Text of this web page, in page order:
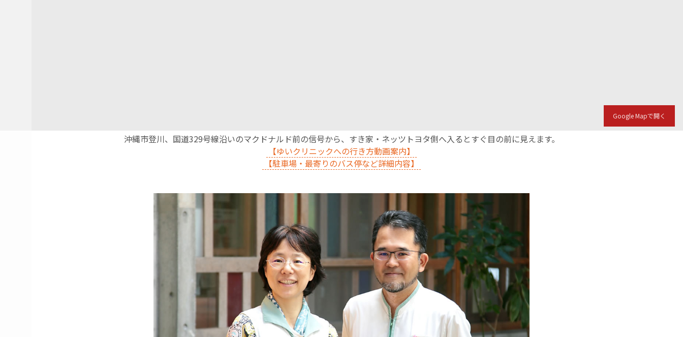
Google Mapで開く
沖縄市登川、国道329号線沿いのマクドナルド前の信号から、すき家・ネッツトヨタ側へ入るとすぐ目の前に見えます。
【ゆいクリニックへの行き方動画案内】
【駐車場・最寄りのバス停など詳細内容】